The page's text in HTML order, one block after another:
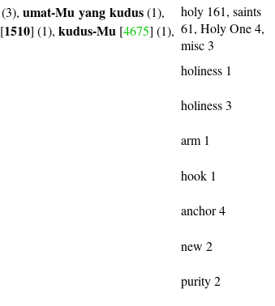
(3), umat-Mu yang kudus(1),
[1510] (1), kudus-Mu [4675] (1),
holy 161, saints
61, Holy One 4,
misc 3
holiness 1
holiness 3
arm 1
hook 1
anchor 4
new 2
purity 2